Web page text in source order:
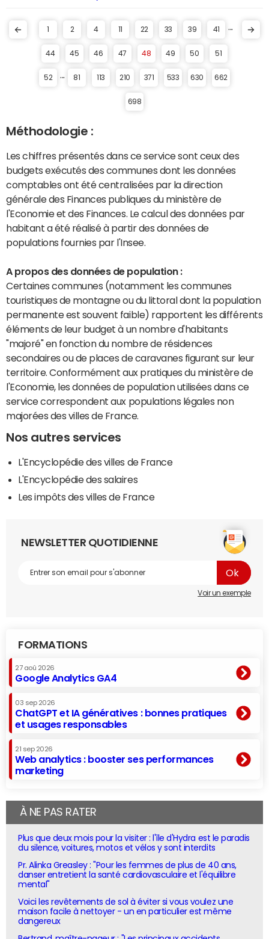
1 2 4 11 22 33 39 41
44 45 46 47 48 49 50 51
52 81 113 210 371 533 630 662
698
Méthodologie :
Les chiffres présentés dans ce service sont ceux des
budgets exécutés des communes dont les données
comptables ont été centralisées par la direction
générale des Finances publiques du ministère de
l'Economie et des Finances. Le calcul des données par
habitant a été réalisé à partir des données de
populations fournies par l'Insee.
A propos des données de population :
Certaines communes (notamment les communes
touristiques de montagne ou du littoral dont la population
permanente est souvent faible) rapportent les différents
éléments de leur budget à un nombre d'habitants
"majoré" en fonction du nombre de résidences
secondaires ou de places de caravanes figurant sur leur
territoire. Conformément aux pratiques du ministère de
l'Economie, les données de population utilisées dans ce
service correspondent aux populations légales non
majorées des villes de France.
Nos autres services
L'Encyclopédie des villes de France
L'Encyclopédie des salaires
Les impôts des villes de France
NEWSLETTER QUOTIDIENNE
Voir un exemple
FORMATIONS
27 aoû 2026
Google Analytics GA4
03 sep 2026
ChatGPT et IA génératives : bonnes pratiques
et usages responsables
21 sep 2026
Web analytics : booster ses performances
marketing
À NE PAS RATER
Plus que deux mois pour la visiter : l'île d'Hydra est le paradis
du silence, voitures, motos et vélos y sont interdits
Pr. Alinka Greasley : "Pour les femmes de plus de 40 ans,
danser entretient la santé cardiovasculaire et l'équilibre
mental"
Voici les revêtements de sol à éviter si vous voulez une
maison facile à nettoyer - un en particulier est même
dangereux